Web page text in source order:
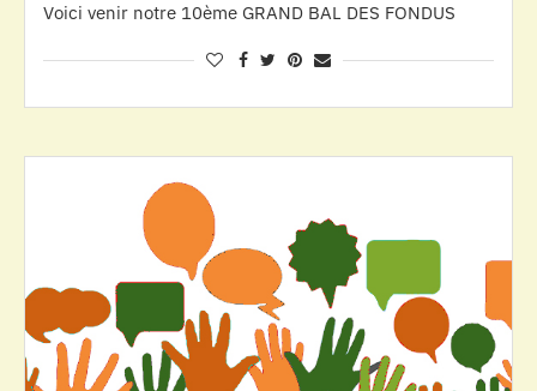
Voici venir notre 10ème GRAND BAL DES FONDUS